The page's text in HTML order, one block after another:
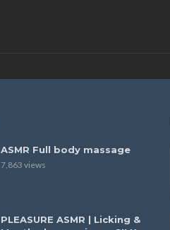
ASMR Full body massage
7,863 views
PLEASURE ASMR | Licking &